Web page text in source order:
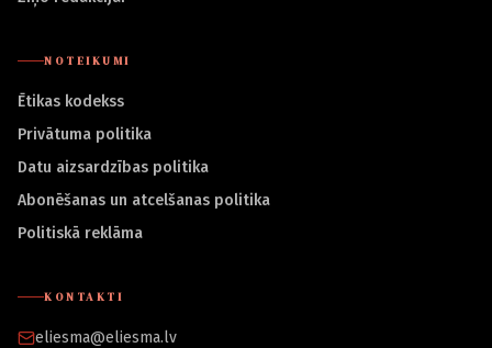
NOTEIKUMI
Ētikas kodekss
Privātuma politika
Datu aizsardzības politika
Abonēšanas un atcelšanas politika
Politiskā reklāma
KONTAKTI
eliesma@eliesma.lv